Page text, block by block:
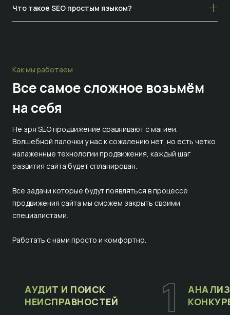
Что такое SEO простым языком?
Как мы работаем
Все самое сложное возьмём
на себя
Не зря SEO продвижение сравнивают с магией.
Волшебной палочки у нас к сожалению нет, но есть четко
налаженные технологии продвижения, каждый шаг
развития сайта будет спланирован.
Все задачи которые будут появляться в процессе
продвижения сайта мы сможем закрыть своими
специалистами.
Работать с нами просто и комфортно.
1
АУДИТ И ПОИСК
НЕИСПРАВНОСТЕЙ